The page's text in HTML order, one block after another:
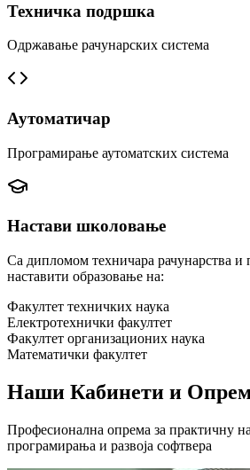
Техничка подршка
Одржавање рачунарских система
Аутоматичар
Програмирање аутоматских система
Настави школовање
Са дипломом техничара рачунарства
наставити образовање на:
Факултет техничких наука
Електротехнички факултет
Факултет организационих наука
Математички факултет
Наши Кабинети и
Професионална опрема за практичну
програмирања и развоја софтвера